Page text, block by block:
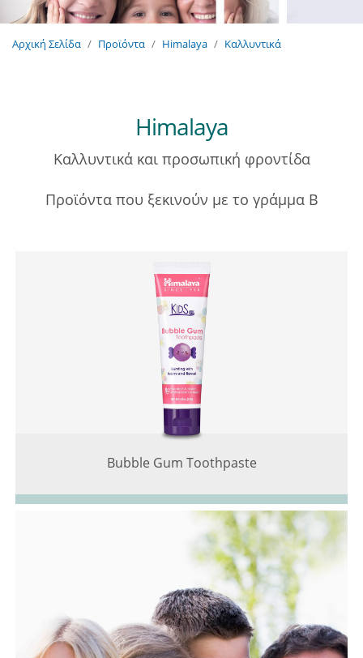
Αρχική Σελίδα Προϊόντα Himalaya Καλλυντικά
Himalaya
Καλλυντικά και προσωπική φροντίδα
Προϊόντα που ξεκινούν με το γράμμα B
Bubble Gum Toothpaste